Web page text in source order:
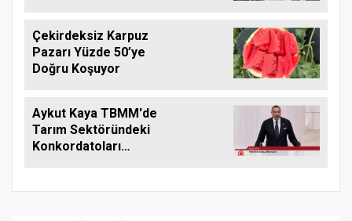
Çekirdeksiz Karpuz
Pazarı Yüzde 50’ye
Doğru Koşuyor
Aykut Kaya TBMM'de
Tarım Sektöründeki
Konkordatoları